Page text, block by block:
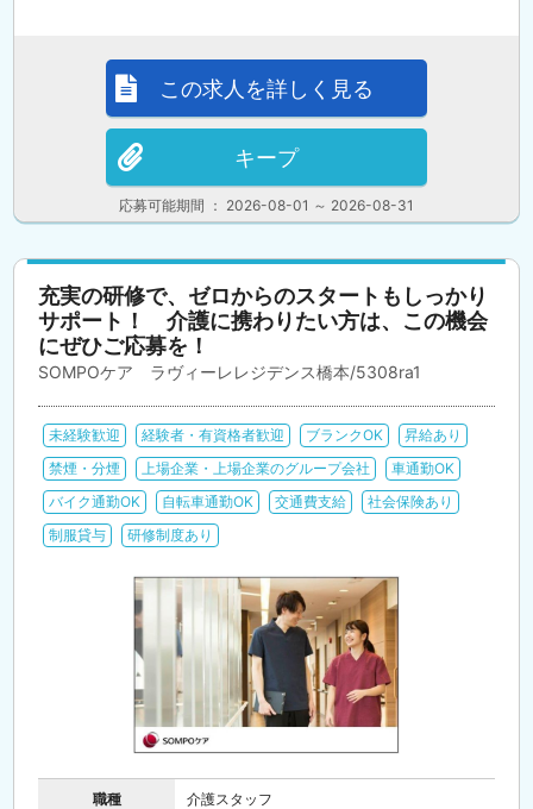
応募可能期間 ： 2026-08-01 ～ 2026-08-31
この求人を詳しく見る
キープ
充実の研修で、ゼロからのスタートもしっかり
サポート！ 介護に携わりたい方は、この機会
にぜひご応募を！
SOMPOケア ラヴィーレレジデンス橋本/5308ra1
未経験歓迎 経験者・有資格者歓迎 ブランクOK
昇給あり
禁煙・分煙
上場企業・上場企業のグループ会社
車通勤OK
バイク通勤OK
自転車通勤OK 交通費支給
社会保険あり
制服貸与
研修制度あり
職種 介護スタッフ